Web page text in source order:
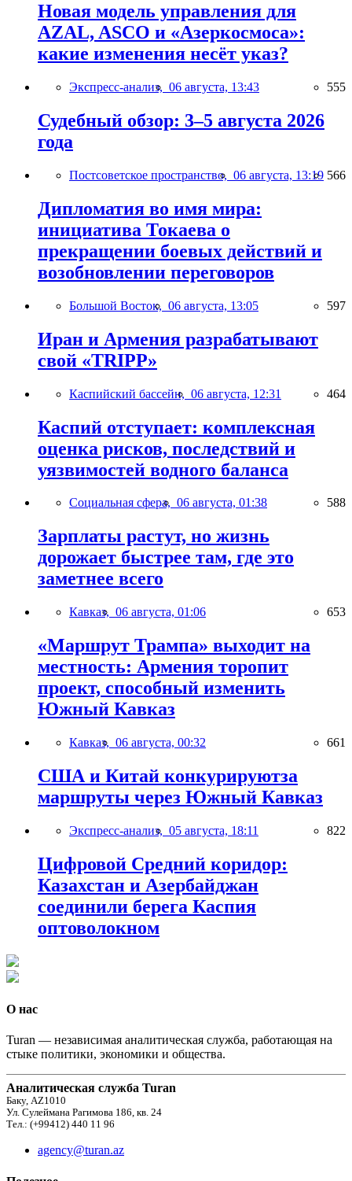
Новая модель управления для
AZAL, ASCO и «Азеркосмоса»:
какие изменения несёт указ?
Экспресс-анализ, 06 августа, 13:43 555
Судебный обзор: 3–5 августа 2026
года
Постсоветское пространство, 06 августа, 13:19 566
Дипломатия во имя мира:
инициатива Токаева о
прекращении боевых действий и
возобновлении переговоров
Большой Восток, 06 августа, 13:05 597
Иран и Армения разрабатывают
свой «TRIPP»
Каспийский бассейн, 06 августа, 12:31 464
Каспий отступает: комплексная
оценка рисков, последствий и
уязвимостей водного баланса
Социальная сфера, 06 августа, 01:38 588
Зарплаты растут, но жизнь
дорожает быстрее там, где это
заметнее всего
Кавказ, 06 августа, 01:06 653
«Маршрут Трампа» выходит на
местность: Армения торопит
проект, способный изменить
Южный Кавказ
Кавказ, 06 августа, 00:32 661
США и Китай конкурируютза
маршруты через Южный Кавказ
Экспресс-анализ, 05 августа, 18:11 822
Цифровой Средний коридор:
Казахстан и Азербайджан
соединили берега Каспия
оптоволокном
О нас
Turan — независимая аналитическая служба, работающая на
стыке политики, экономики и общества.
Аналитическая служба Turan
Баку, AZ1010
Ул. Сулеймана Рагимова 186, кв. 24
Тел.: (+99412) 440 11 96
agency@turan.az